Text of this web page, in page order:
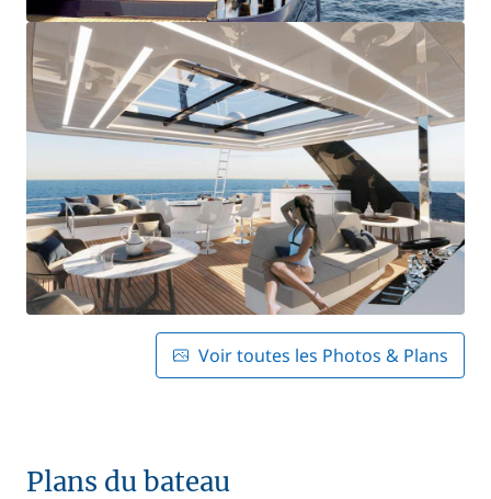
Voir toutes les Photos & Plans
Plans du bateau